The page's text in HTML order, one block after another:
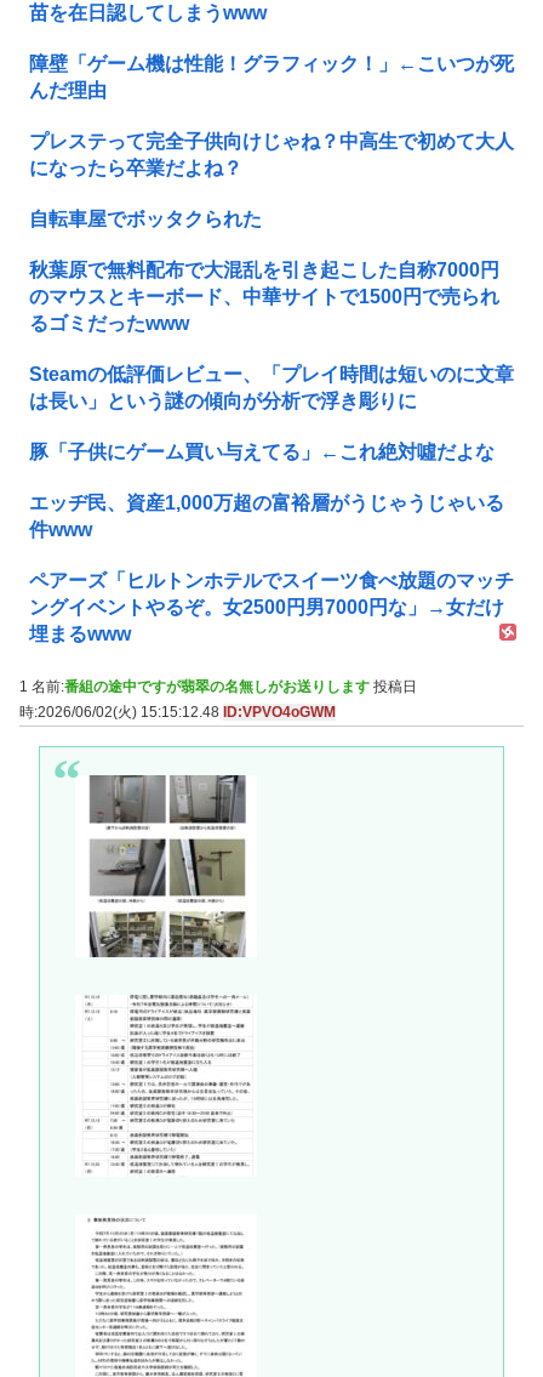
苗を在日認してしまうwww
障壁「ゲーム機は性能！グラフィック！」←こいつが死
んだ理由
プレステって完全子供向けじゃね？中高生で初めて大人
になったら卒業だよね？
自転車屋でボッタクられた
秋葉原で無料配布で大混乱を引き起こした自称7000円
のマウスとキーボード、中華サイトで1500円で売られ
るゴミだったwww
Steamの低評価レビュー、「プレイ時間は短いのに文章
は長い」という謎の傾向が分析で浮き彫りに
豚「子供にゲーム買い与えてる」←これ絶対噓だよな
エッヂ民、資産1,000万超の富裕層がうじゃうじゃいる
件www
ペアーズ「ヒルトンホテルでスイーツ食べ放題のマッチ
ングイベントやるぞ。女2500円男7000円な」→女だけ
埋まるwww
1 名前:番組の途中ですが翡翠の名無しがお送りします 投稿日
時:2026/06/02(火) 15:15:12.48 ID:VPVO4oGWM